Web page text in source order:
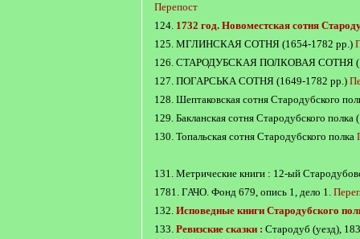
Перепост
124. 1732 год. Новоместская сотня
125. МГЛИНСКАЯ СОТНЯ (1654-1782 pp.)
126. СТАРОДУБСКАЯ ПОЛКОВАЯ СОТНЯ
127. ПОГАРСЬКА СОТНЯ (1649-1782 pp.)
128. Шептаковская сотня Стародубского
129. Бакланская сотня Стародубского
130. Топальская сотня Стародубского полка
131. Метрические книги : 12-ый
1781. ГАЧО. Фонд 679, опись 1, дело 1.
132. Исповедные книги Стародубского
133. Ревизские сказки : Стародуб (уезд),